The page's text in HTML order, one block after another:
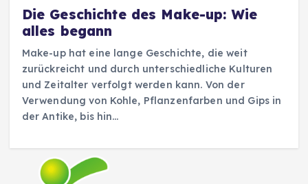
Die Geschichte des Make-up: Wie
alles begann
Make-up hat eine lange Geschichte, die weit
zurückreicht und durch unterschiedliche Kulturen
und Zeitalter verfolgt werden kann. Von der
Verwendung von Kohle, Pflanzenfarben und Gips in
der Antike, bis hin…